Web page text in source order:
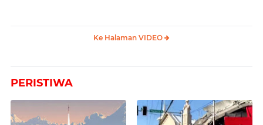
Ke Halaman VIDEO
PERISTIWA